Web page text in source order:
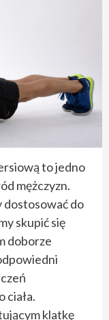
to jedno
mężczyzn.
dostosować do
skupić się
doborze
ciała.
klatkę